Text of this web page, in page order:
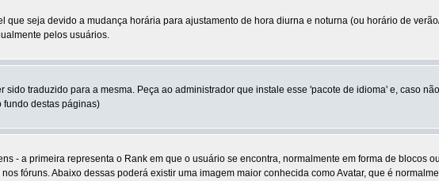
seja devido a mudança horária para ajustamento de hora diurna e noturna (ou horário de
pelos usuários.
traduzido para a mesma. Peça ao administrador que instale esse 'pacote de idioma' e, caso
fundo destas páginas)
- a primeira representa o Rank em que o usuário se encontra, normalmente em forma de blocos
fóruns. Abaixo dessas poderá existir uma imagem maior conhecida como Avatar, que é